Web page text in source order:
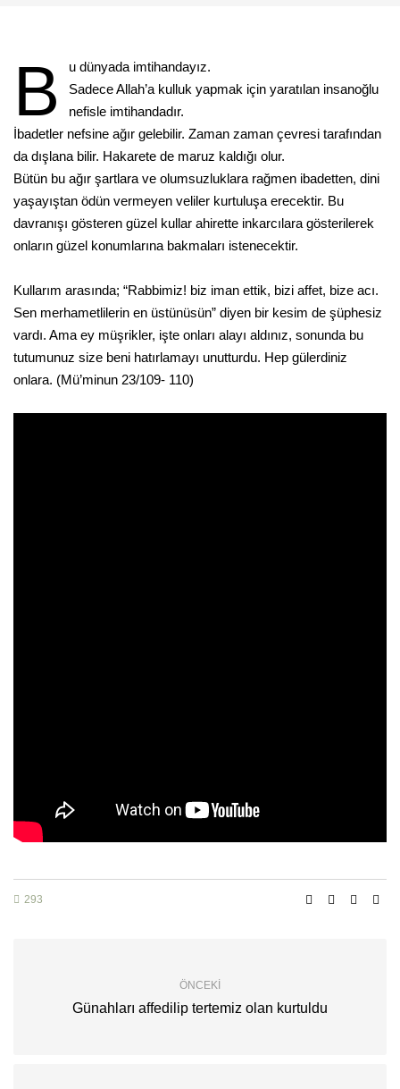
B
u dünyada imtihandayız.
Sadece Allah’a kulluk yapmak için yaratılan insanoğlu
nefisle imtihandadır.
İbadetler nefsine ağır gelebilir. Zaman zaman çevresi tarafından
da dışlana bilir. Hakarete de maruz kaldığı olur.
Bütün bu ağır şartlara ve olumsuzluklara rağmen ibadetten, dini
yaşayıştan ödün vermeyen veliler kurtuluşa erecektir. Bu
davranışı gösteren güzel kullar ahirette inkarcılara gösterilerek
onların güzel konumlarına bakmaları istenecektir.
Kullarım arasında; “Rabbimiz! biz iman ettik, bizi affet, bize acı.
Sen merhametlilerin en üstünüsün” diyen bir kesim de şüphesiz
vardı. Ama ey müşrikler, işte onları alayı aldınız, sonunda bu
tutumunuz size beni hatırlamayı unutturdu. Hep gülerdiniz
onlara. (Mü’minun 23/109- 110)
293
ÖNCEKI
Günahları affedilip tertemiz olan kurtuldu